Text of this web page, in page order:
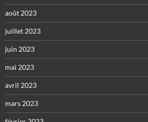
août 2023
juillet 2023
juin 2023
mai 2023
avril 2023
mars 2023